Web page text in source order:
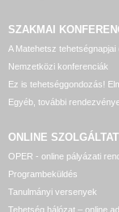
SZAKMAI
A Matehetsz tehetségnapjai
Nemzetközi konferenciák
Ez is tehetséggondozás!
Egyéb, további
ONLINE
OPER - online pályázati
Programbeküldés
Tanulmányi versenyek
Tehetség hálózat – online